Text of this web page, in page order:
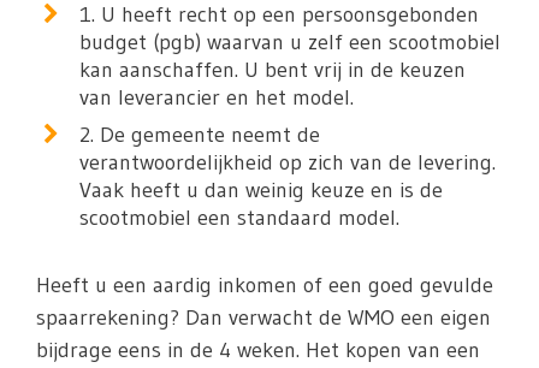
1. U heeft recht op een persoonsgebonden
budget (pgb) waarvan u zelf een scootmobiel
kan aanschaffen. U bent vrij in de keuzen
van leverancier en het model.
2. De gemeente neemt de
verantwoordelijkheid op zich van de levering.
Vaak heeft u dan weinig keuze en is de
scootmobiel een standaard model.
Heeft u een aardig inkomen of een goed gevulde
spaarrekening? Dan verwacht de WMO een eigen
bijdrage eens in de 4 weken. Het kopen van een